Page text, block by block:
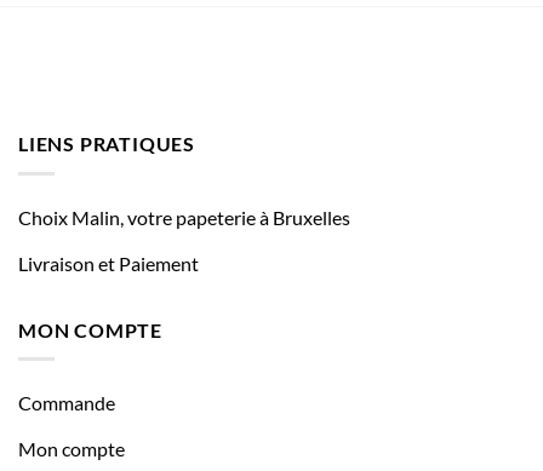
LIENS PRATIQUES
Choix Malin, votre papeterie à Bruxelles
Livraison et Paiement
MON COMPTE
Commande
Mon compte